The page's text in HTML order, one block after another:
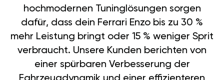
hochmodernen Tuninglösungen sorgen
dafür, dass dein Ferrari Enzo bis zu 30 %
mehr Leistung bringt oder 15 % weniger Sprit
verbraucht. Unsere Kunden berichten von
einer spürbaren Verbesserung der